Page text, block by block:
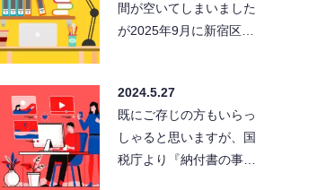
間が空いてしまいました
が2025年9月に新宿区高
務…
2024.5.27
既にご存じの方もいらっ
しゃると思いますが、国
税庁より『納付書の事前